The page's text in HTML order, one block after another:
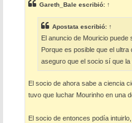
a
j
e
Gareth_Bale escribió: ↑
Apostata escribió: ↑
El anuncio de Mouricio puede
Porque es posible que el
aseguro que el socio sí que la
El socio de ahora sabe a ciencia
tuvo que luchar Mourinho en una
El socio de entonces podía